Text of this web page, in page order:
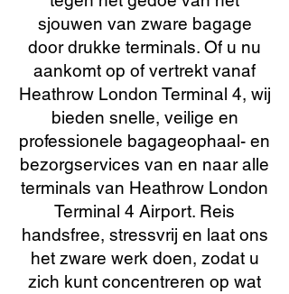
sjouwen van zware bagage
door drukke terminals. Of u nu
aankomt op of vertrekt vanaf
Heathrow London Terminal 4, wij
bieden snelle, veilige en
professionele bagageophaal- en
bezorgservices van en naar alle
terminals van Heathrow London
Terminal 4 Airport. Reis
handsfree, stressvrij en laat ons
het zware werk doen, zodat u
zich kunt concentreren op wat